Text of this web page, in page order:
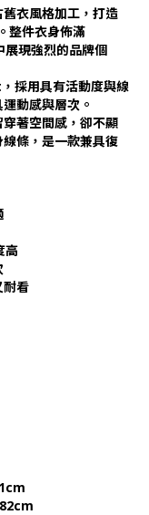
衣風格加工，打造
整件衣身佈滿
現強烈的品牌個
採用具有活動度與線
動感與層次。
著空間感，卻不顯
條，是一款兼具復
高
耐看